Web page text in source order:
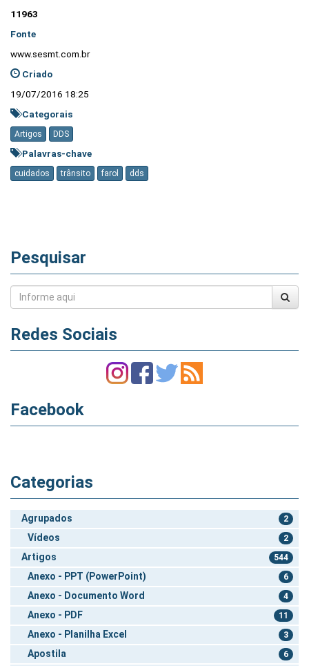
11963
Fonte
www.sesmt.com.br
Criado
19/07/2016 18:25
Categorais
Artigos DDS
Palavras-chave
cuidados trânsito farol dds
Pesquisar
Redes Sociais
Facebook
Categorias
Agrupados 2
Vídeos 2
Artigos 544
Anexo - PPT (PowerPoint) 6
Anexo - Documento Word 4
Anexo - PDF 11
Anexo - Planilha Excel 3
Apostila 6